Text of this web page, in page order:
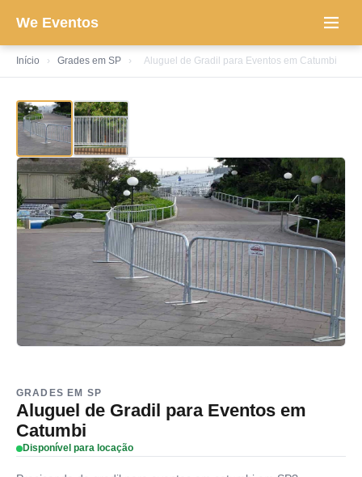
We Eventos
Início › Grades em SP › Aluguel de Gradil para Eventos em Catumbi
GRADES EM SP
Aluguel de Gradil para Eventos em
Catumbi
Disponível para locação